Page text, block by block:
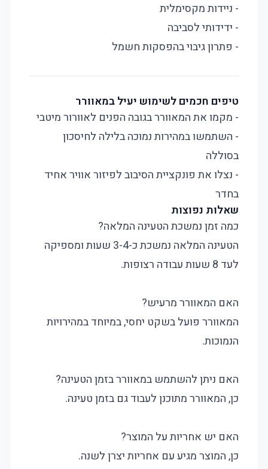
- ניידות מקסימלית
- ידידותי לסביבה
- פתרון גיבוי בהפסקות חשמל
טיפים חכמים לשימוש יעיל במאוורר
- מקמו את המאוורר בגובה הפנים לאוורור מיטבי
- השתמשו במהירות נמוכה בלילה לחיסכון
בסוללה
- נצלו את פונקציית הסיבוב לפיזור אוויר אחיד
בחדר
שאלות נפוצות
כמה זמן נמשכת הטעינה המלאה?
הטעינה המלאה נמשכת כ-3-4 שעות ומספיקה
לעד 8 שעות עבודה רצופות.
האם המאוורר מרעיש?
המאוורר פועל בשקט יחסי, במיוחד במהירויות
הנמוכות.
האם ניתן להשתמש במאוורר בזמן הטעינה?
כן, המאוורר מתוכנן לעבוד גם בזמן טעינה.
האם יש אחריות על המוצר?
כן, המוצר מגיע עם אחריות יצרן לשנה.